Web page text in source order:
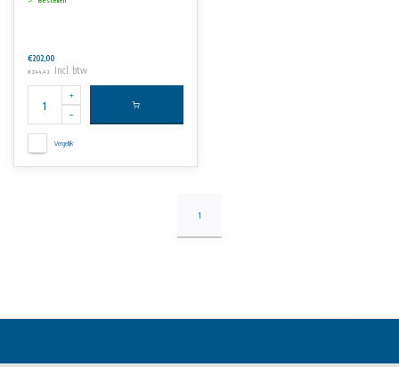
€202,00
€244,42 Incl. btw
Vergelijk
1